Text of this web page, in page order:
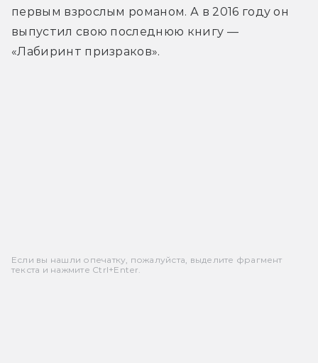
первым взрослым романом. А в 2016 году он
выпустил свою последнюю книгу —
«Лабиринт призраков».
Если вы нашли опечатку, пожалуйста, выделите фрагмент
текста и нажмите Ctrl+Enter.